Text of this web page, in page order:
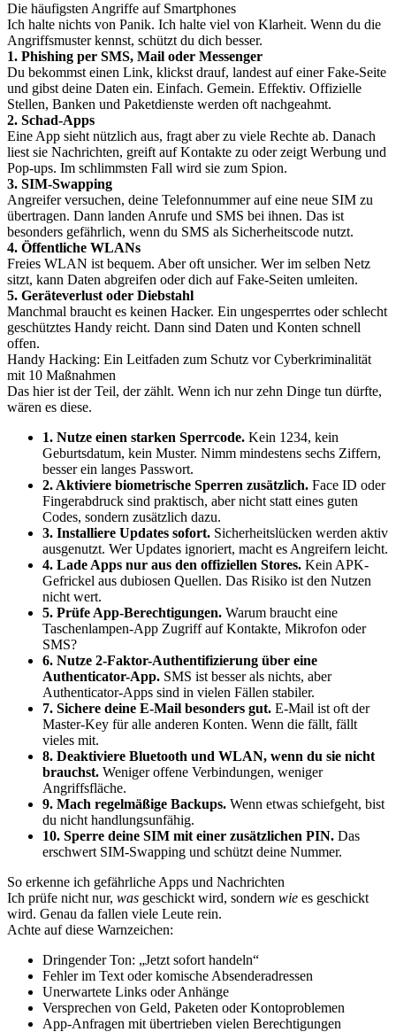
Die häufigsten Angriffe auf Smartphones
Ich halte nichts von Panik. Ich halte viel von Klarheit. Wenn du die
Angriffsmuster kennst, schützt du dich besser.
1. Phishing per SMS, Mail oder Messenger
Du bekommst einen Link, klickst drauf, landest auf einer Fake-Seite
und gibst deine Daten ein. Einfach. Gemein. Effektiv. Offizielle
Stellen, Banken und Paketdienste werden oft nachgeahmt.
2. Schad-Apps
Eine App sieht nützlich aus, fragt aber zu viele Rechte ab. Danach
liest sie Nachrichten, greift auf Kontakte zu oder zeigt Werbung und
Pop-ups. Im schlimmsten Fall wird sie zum Spion.
3. SIM-Swapping
Angreifer versuchen, deine Telefonnummer auf eine neue SIM zu
übertragen. Dann landen Anrufe und SMS bei ihnen. Das ist
besonders gefährlich, wenn du SMS als Sicherheitscode nutzt.
4. Öffentliche WLANs
Freies WLAN ist bequem. Aber oft unsicher. Wer im selben Netz
sitzt, kann Daten abgreifen oder dich auf Fake-Seiten umleiten.
5. Geräteverlust oder Diebstahl
Manchmal braucht es keinen Hacker. Ein ungesperrtes oder schlecht
geschütztes Handy reicht. Dann sind Daten und Konten schnell
offen.
Handy Hacking: Ein Leitfaden zum Schutz vor Cyberkriminalität
mit 10 Maßnahmen
Das hier ist der Teil, der zählt. Wenn ich nur zehn Dinge tun dürfte,
wären es diese.
1. Nutze einen starken Sperrcode. Kein 1234, kein
Geburtsdatum, kein Muster. Nimm mindestens sechs Ziffern,
besser ein langes Passwort.
2. Aktiviere biometrische Sperren zusätzlich. Face ID oder
Fingerabdruck sind praktisch, aber nicht statt eines guten
Codes, sondern zusätzlich dazu.
3. Installiere Updates sofort. Sicherheitslücken werden aktiv
ausgenutzt. Wer Updates ignoriert, macht es Angreifern leicht.
4. Lade Apps nur aus den offiziellen Stores. Kein APK-
Gefrickel aus dubiosen Quellen. Das Risiko ist den Nutzen
nicht wert.
5. Prüfe App-Berechtigungen. Warum braucht eine
Taschenlampen-App Zugriff auf Kontakte, Mikrofon oder
SMS?
6. Nutze 2-Faktor-Authentifizierung über eine
Authenticator-App. SMS ist besser als nichts, aber
Authenticator-Apps sind in vielen Fällen stabiler.
7. Sichere deine E-Mail besonders gut. E-Mail ist oft der
Master-Key für alle anderen Konten. Wenn die fällt, fällt
vieles mit.
8. Deaktiviere Bluetooth und WLAN, wenn du sie nicht
brauchst. Weniger offene Verbindungen, weniger
Angriffsfläche.
9. Mach regelmäßige Backups. Wenn etwas schiefgeht, bist
du nicht handlungsunfähig.
10. Sperre deine SIM mit einer zusätzlichen PIN. Das
erschwert SIM-Swapping und schützt deine Nummer.
So erkenne ich gefährliche Apps und Nachrichten
Ich prüfe nicht nur, was geschickt wird, sondern wie es geschickt
wird. Genau da fallen viele Leute rein.
Achte auf diese Warnzeichen:
Dringender Ton: „Jetzt sofort handeln“
Fehler im Text oder komische Absenderadressen
Unerwartete Links oder Anhänge
Versprechen von Geld, Paketen oder Kontoproblemen
App-Anfragen mit übertrieben vielen Berechtigungen